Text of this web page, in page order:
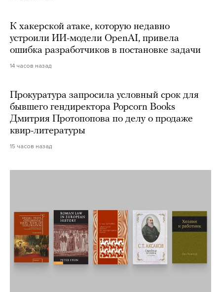
К хакерской атаке, которую недавно
устроили ИИ-модели OpenAI, привела
ошибка разработчиков в постановке задачи
14 часов назад
Прокуратура запросила условный срок для
бывшего гендиректора Popcorn Books
Дмитрия Протопопова по делу о продаже
квир-литературы
15 часов назад